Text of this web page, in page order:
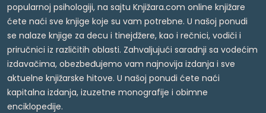
popularnoj psihologiji, na sajtu Knjižara.com online knjižare
ćete naći sve knjige koje su vam potrebne. U našoj ponudi
se nalaze knjige za decu i tinejdžere, kao i rečnici, vodiči i
priručnici iz različitih oblasti. Zahvaljujući saradnji sa vodećim
izdavačima, obezbeđujemo vam najnovija izdanja i sve
aktuelne knjižarske hitove. U našoj ponudi ćete naći
kapitalna izdanja, izuzetne monografije i obimne
enciklopedije.